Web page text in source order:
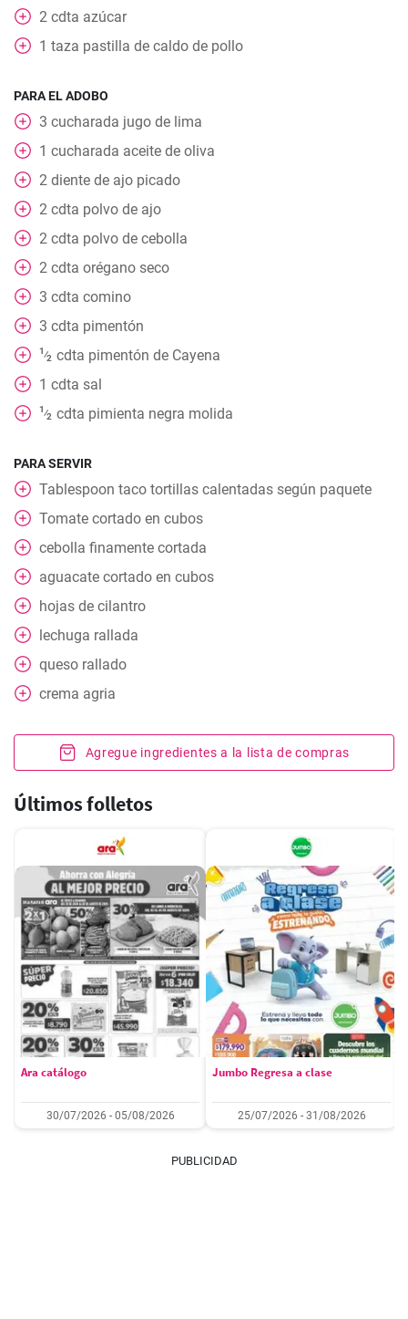
2 cdta azúcar
1 taza pastilla de caldo de pollo
PARA EL ADOBO
3 cucharada jugo de lima
1 cucharada aceite de oliva
2 diente de ajo picado
2 cdta polvo de ajo
2 cdta polvo de cebolla
2 cdta orégano seco
3 cdta comino
3 cdta pimentón
1⁄2 cdta pimentón de Cayena
1 cdta sal
1⁄2 cdta pimienta negra molida
PARA SERVIR
Tablespoon taco tortillas calentadas según paquete
Tomate cortado en cubos
cebolla finamente cortada
aguacate cortado en cubos
hojas de cilantro
lechuga rallada
queso rallado
crema agria
Agregue ingredientes a la lista de compras
Últimos folletos
Ara catálogo
30/07/2026 - 05/08/2026
Jumbo Regresa a clase
25/07/2026 - 31/08/2026
PUBLICIDAD